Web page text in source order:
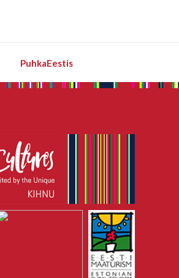
PuhkaEestis